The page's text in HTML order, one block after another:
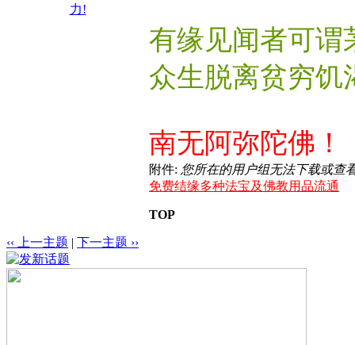
力!
有缘见闻者可谓
众生脱离贫穷饥
南无阿弥陀佛！
附件: 您所在的用户组无法下载或查
免费结缘多种法宝及佛教用品流通
TOP
‹‹ 上一主题 | 下一主题 ››